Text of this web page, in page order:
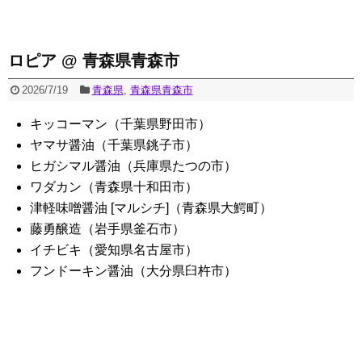
ロピア @ 青森県青森市
2026/7/19 青森県, 青森県青森市
キッコーマン（千葉県野田市）
ヤマサ醤油（千葉県銚子市）
ヒガシマル醤油（兵庫県たつの市）
ワダカン（青森県十和田市）
津軽味噌醤油 [マルシチ]（青森県大鰐町）
藤勇醸造（岩手県釜石市）
イチビキ（愛知県名古屋市）
フンドーキン醤油（大分県臼杵市）